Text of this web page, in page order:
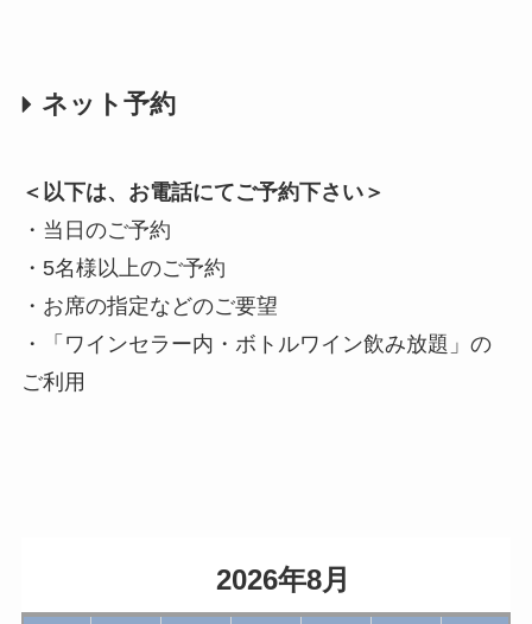
ネット予約
＜以下は、お電話にてご予約下さい＞
・当日のご予約
・5名様以上のご予約
・お席の指定などのご要望
・「ワインセラー内・ボトルワイン飲み放題」の
ご利用
                    2026年8月